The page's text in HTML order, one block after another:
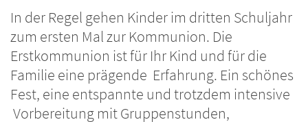
In der Regel gehen Kinder im dritten Schuljahr
zum ersten Mal zur Kommunion. Die
Erstkommunion ist für Ihr Kind und für die
Familie eine prägende Erfahrung. Ein schönes
Fest, eine entspannte und trotzdem intensive
Vorbereitung mit Gruppenstunden,